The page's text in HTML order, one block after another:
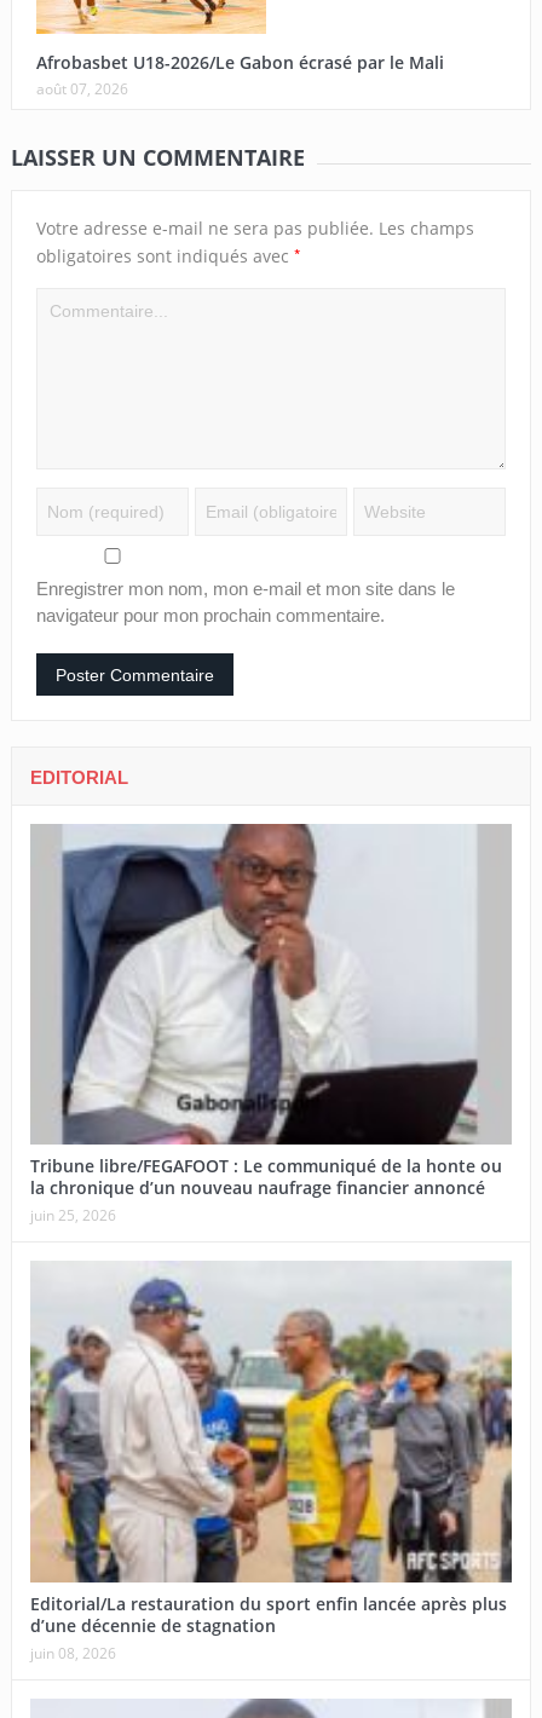
Afrobasbet U18-2026/Le Gabon écrasé par le Mali
août 07, 2026
LAISSER UN COMMENTAIRE
Votre adresse e-mail ne sera pas publiée. Les champs
obligatoires sont indiqués avec *
Enregistrer mon nom, mon e-mail et mon site dans le
navigateur pour mon prochain commentaire.
EDITORIAL
Tribune libre/FEGAFOOT : Le communiqué de la honte ou
la chronique d’un nouveau naufrage financier annoncé
juin 25, 2026
Editorial/La restauration du sport enfin lancée après plus
d’une décennie de stagnation
juin 08, 2026